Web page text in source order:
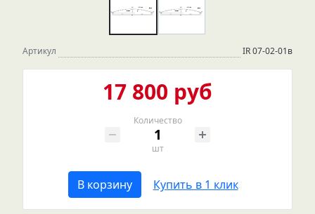
Артикул IR 07-02-01в
17 800 руб
Количество
шт
В корзину Купить в 1 клик